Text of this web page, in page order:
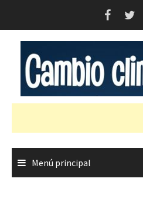
Menú principal